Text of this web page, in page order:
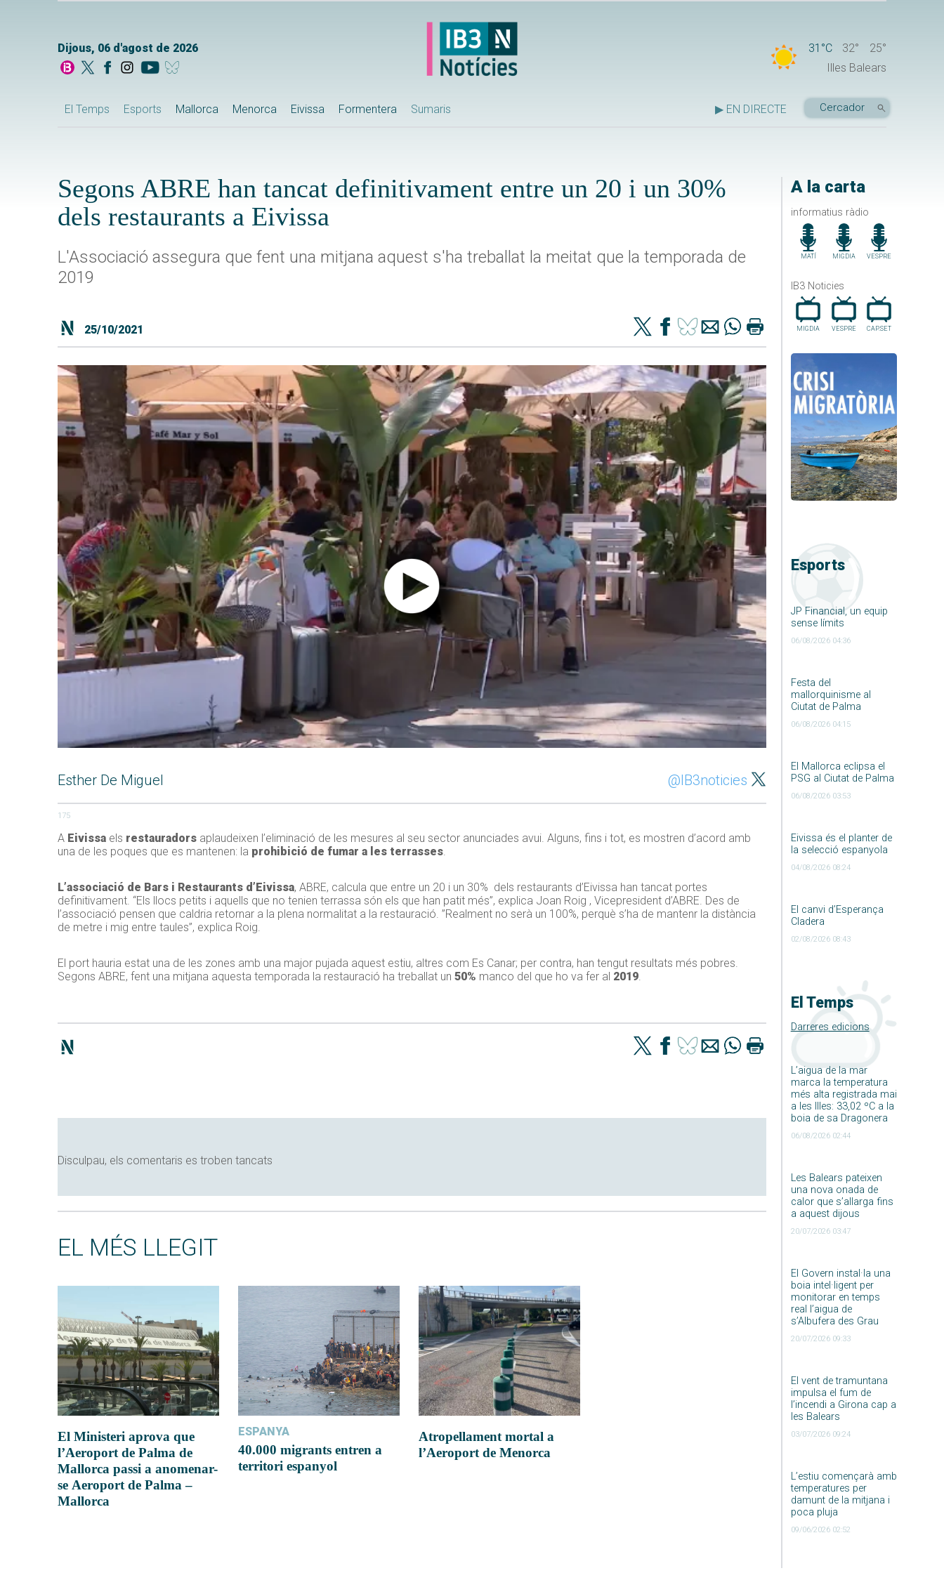
Dijous, 06 d'agost de 2026 31°C 32°
25°
Illes Balears
El Temps Esports Mallorca Menorca Eivissa Formentera Sumaris ▶ EN DIRECTE
A la carta
informatius ràdio
MATÍ MIGDIA VESPRE
IB3 Noticies
MIGDIA VESPRE CAP.SET
Esports
JP Financial, un equip
sense límits
06/08/2026 04:36
Festa del
mallorquinisme al
Ciutat de Palma
06/08/2026 04:15
El Mallorca eclipsa el
PSG al Ciutat de Palma
06/08/2026 03:53
Eivissa és el planter de
la selecció espanyola
04/08/2026 08:24
El canvi d’Esperança
Cladera
02/08/2026 08:43
El Temps
Darreres edicions
L’aigua de la mar
marca la temperatura
més alta registrada mai
a les Illes: 33,02 ºC a la
boia de sa Dragonera
06/08/2026 02:44
Les Balears pateixen
una nova onada de
calor que s’allarga fins
a aquest dijous
20/07/2026 03:47
El Govern instal·la una
boia intel·ligent per
monitorar en temps
real l’aigua de
s’Albufera des Grau
20/07/2026 09:33
El vent de tramuntana
impulsa el fum de
l’incendi a Girona cap a
les Balears
03/07/2026 09:24
L’estiu començarà amb
temperatures per
damunt de la mitjana i
poca pluja
09/06/2026 02:52
Segons ABRE han tancat definitivament entre un 20 i un 30%
dels restaurants a Eivissa
L'Associació assegura que fent una mitjana aquest s'ha treballat la meitat que la temporada de
2019
25/10/2021
Esther De Miguel @IB3noticies
175
A Eivissa els restauradors aplaudeixen l’eliminació de les mesures al seu sector anunciades avui. Alguns, fins i tot, es mostren d’acord amb
una de les poques que es mantenen: la prohibició de fumar a les terrasses.
L’associació de Bars i Restaurants d’Eivissa, ABRE, calcula que entre un 20 i un 30% dels restaurants d’Eivissa han tancat portes
definitivament. “Els llocs petits i aquells que no tenien terrassa són els que han patit més”, explica Joan Roig , Vicepresident d’ABRE. Des de
l’associació pensen que caldria retornar a la plena normalitat a la restauració. ”Realment no serà un 100%, perquè s’ha de mantenr la distància
de metre i mig entre taules”, explica Roig.
El port hauria estat una de les zones amb una major pujada aquest estiu, altres com Es Canar; per contra, han tengut resultats més pobres.
Segons ABRE, fent una mitjana aquesta temporada la restauració ha treballat un 50% manco del que ho va fer al 2019.
Disculpau, els comentaris es troben tancats
EL MÉS LLEGIT
El Ministeri aprova que
l’Aeroport de Palma de
Mallorca passi a anomenar-
se Aeroport de Palma –
Mallorca
ESPANYA
40.000 migrants entren a
territori espanyol
Atropellament mortal a
l’Aeroport de Menorca